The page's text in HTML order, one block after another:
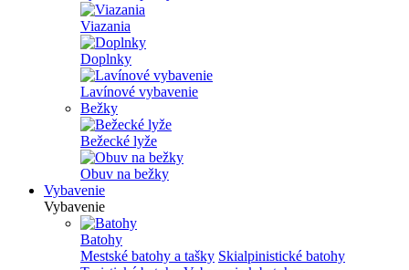
Viazania
Doplnky
Lavínové vybavenie
Bežky
Bežecké lyže
Obuv na bežky
Vybavenie
Vybavenie
Batohy
Mestské batohy a tašky Skialpinistické batohy